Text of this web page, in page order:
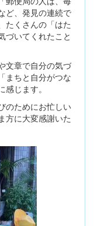
ど、発見の連続で
たくさんの「はた
づいてくれたこと
文章で自分の気づ
まちと自分がつな
じます。
のためにお忙しい
方に大変感謝いた